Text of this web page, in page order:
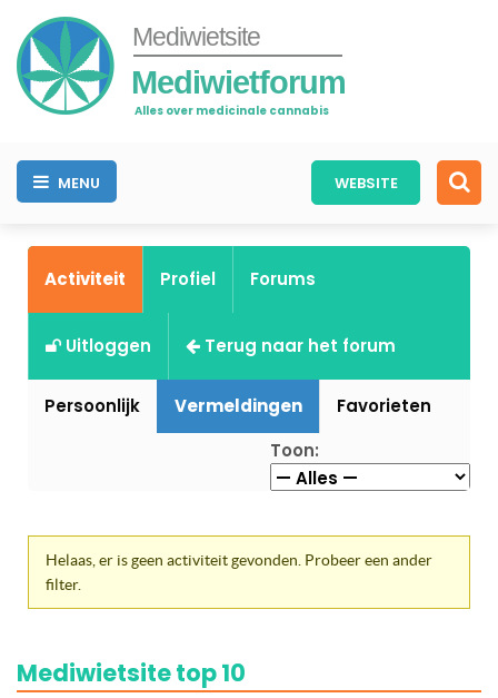
Mediwietsite
Mediwietforum
Alles over medicinale cannabis
MENU WEBSITE
Activiteit Profiel Forums
Uitloggen Terug naar het forum
Persoonlijk Vermeldingen
Favorieten
Toon:
Helaas, er is geen activiteit gevonden. Probeer een ander
filter.
Mediwietsite top 10